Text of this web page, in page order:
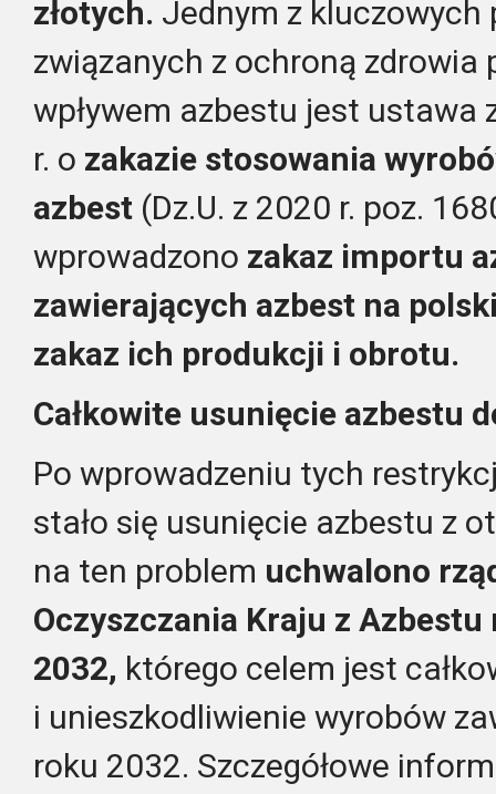
złotych. Jednym z kluczowych
związanych z ochroną zdrowia
wpływem azbestu jest ustawa
r. o zakazie stosowania
azbest (Dz.U. z 2020 r. poz.
wprowadzono zakaz importu
zawierających azbest na
zakaz ich produkcji i obrotu.
Całkowite usunięcie azbestu
Po wprowadzeniu tych
stało się usunięcie azbestu z
na ten problem uchwalono
Oczyszczania Kraju z
2032, którego celem jest
i unieszkodliwienie wyrobów
roku 2032. Szczegółowe